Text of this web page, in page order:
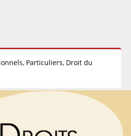
Particuliers, Droit du